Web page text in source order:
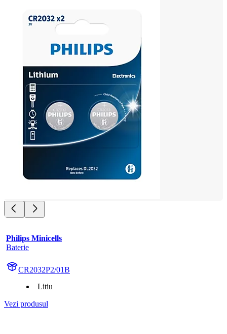
Philips Minicells
Baterie
CR2032P2/01B
Litiu
Vezi produsul